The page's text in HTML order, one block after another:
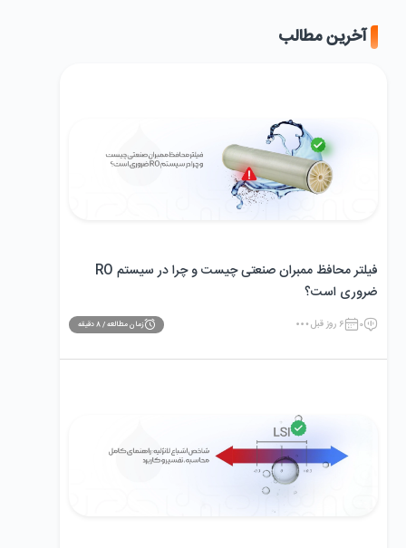
آخرین مطالب
فیلتر محافظ ممبران صنعتی چیست و چرا در سیستم RO
ضروری است؟
0 6 روز قبل زمان مطالعه /8دقیقه